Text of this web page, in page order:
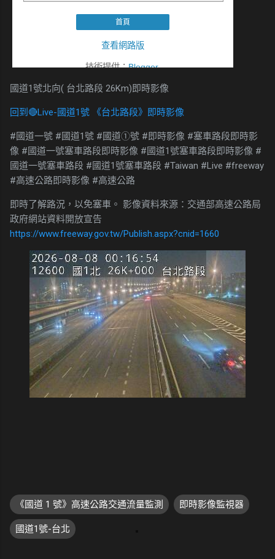
國道1號北向( 台北路段 26Km)即時影像
回到🔴Live-國道1號 《台北路段》即時影像
#國道一號 #國道1號 #國道①號 #即時影像 #塞車路段即時影
像 #國道一號塞車路段即時影像 #國道1號塞車路段即時影像 #
國道一號塞車路段 #國道1號塞車路段 #Taiwan #Live #freeway
#高速公路即時影像 #高速公路
即時了解路況，以免塞車。 影像資料來源：交通部高速公路局
政府網站資料開放宣告
https://www.freeway.gov.tw/Publish.aspx?cnid=1660
《國道 1 號》高速公路交通流量監測 即時影像監視器
國道1號-台北